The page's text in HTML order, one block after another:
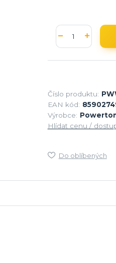
Číslo produktu:
EAN kód:
Výrobce:
Hlídat cenu /
Do oblíbených